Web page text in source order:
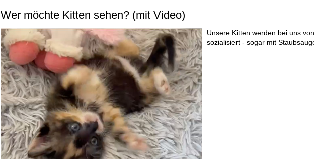
Wer möchte Kitten sehen? (mit Video)
Unsere Kitten werden bei uns
sozialisiert - sogar mit